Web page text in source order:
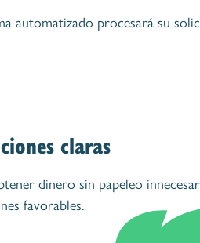
automatizado procesará su
claras
dinero sin papeleo
favorables.